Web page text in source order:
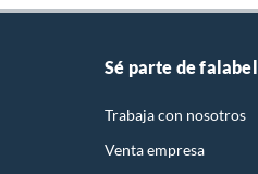
Sé parte de
Trabaja con nosotros
Venta empresa